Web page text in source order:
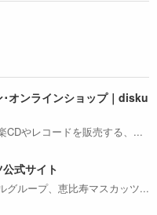
オンラインショップ｜disku
CDやレコードを販売する、...
式サイト
グループ、恵比寿マスカッツ...